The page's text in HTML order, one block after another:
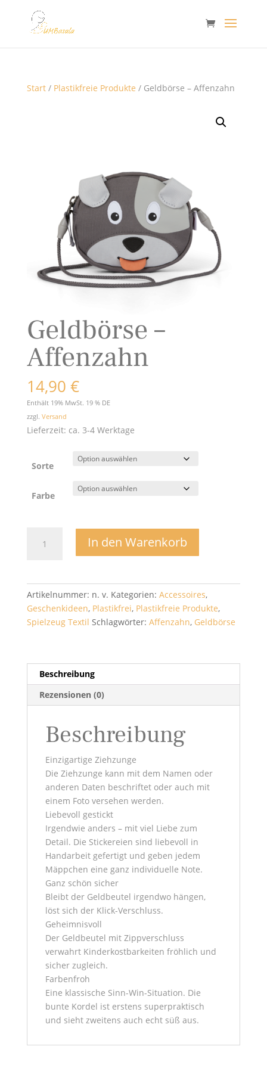
Start/ Plastikfreie Produkte / Geldbörse – Affenzahn
Geldbörse –
Affenzahn
14,90 €
Enthält 19% MwSt. 19 % DE
zzgl. Versand
Lieferzeit: ca. 3-4 Werktage
Sorte
Farbe
In den Warenkorb
Artikelnummer: n. v. Kategorien: Accessoires,
Geschenkideen, Plastikfrei, Plastikfreie Produkte,
Spielzeug Textil Schlagwörter: Affenzahn, Geldbörse
Beschreibung
Rezensionen (0)
Beschreibung
Einzigartige Ziehzunge
Die Ziehzunge kann mit dem Namen oder
anderen Daten beschriftet oder auch mit
einem Foto versehen werden.
Liebevoll gestickt
Irgendwie anders – mit viel Liebe zum
Detail. Die Stickereien sind liebevoll in
Handarbeit gefertigt und geben jedem
Mäppchen eine ganz individuelle Note.
Ganz schön sicher
Bleibt der Geldbeutel irgendwo hängen,
löst sich der Klick-Verschluss.
Geheimnisvoll
Der Geldbeutel mit Zippverschluss
verwahrt Kinderkostbarkeiten fröhlich und
sicher zugleich.
Farbenfroh
Eine klassische Sinn-Win-Situation. Die
bunte Kordel ist erstens superpraktisch
und sieht zweitens auch echt süß aus.